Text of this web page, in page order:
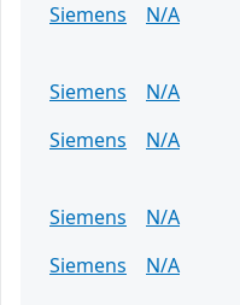
Siemens
N/A
Siemens
N/A
Siemens
N/A
Siemens
N/A
Siemens
N/A